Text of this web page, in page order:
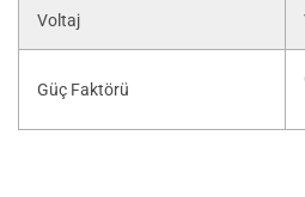
Voltaj
Güç Faktörü